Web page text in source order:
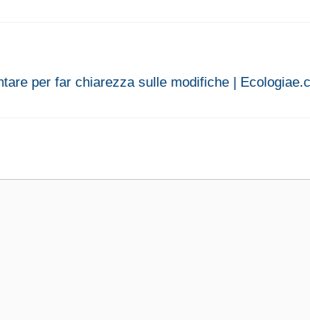
per far chiarezza sulle modifiche |